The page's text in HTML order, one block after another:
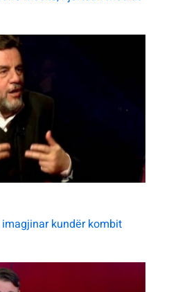
kundër kombit